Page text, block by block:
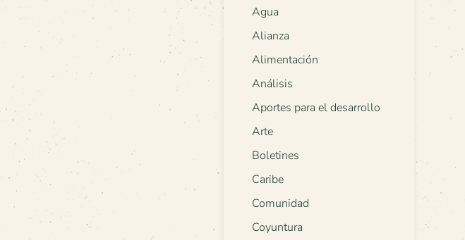
Agua
Alianza
Alimentación
Análisis
Aportes para el desarrollo
Arte
Boletines
Caribe
Comunidad
Coyuntura